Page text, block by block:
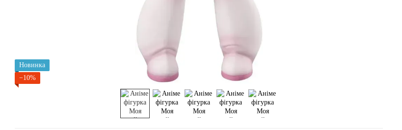
Новинка
−10%